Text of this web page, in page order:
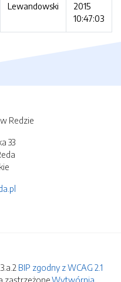
Lewandowski
2015
10:47:03
Redzie
33
BIP zgodny z WCAG 2.1
zastrzeżone.Wytwórnia